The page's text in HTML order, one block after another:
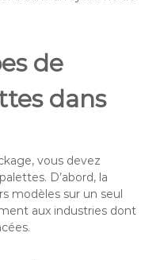
de
dans
vous devez
D’abord, la
modèles sur un seul
aux industries dont